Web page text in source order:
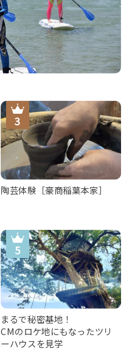
陶芸体験［豪商稲葉本家］
まるで秘密基地！
CMのロケ地にもなったツリ
ーハウスを見学